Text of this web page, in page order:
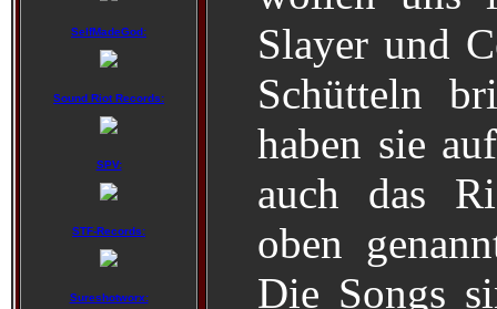
SelfMadeGod:
Sound Riot Records:
SPV:
STF-Records:
Sureshotworx:
Slayer und
Schütteln
haben sie
auch das
oben
Die Songs